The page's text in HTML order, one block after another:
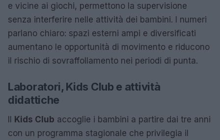
e vicine ai giochi, permettono la supervisione
senza interferire nelle attività dei bambini. I numeri
parlano chiaro: spazi esterni ampi e diversificati
aumentano le opportunità di movimento e riducono
il rischio di sovraffollamento nei periodi di punta.
Laboratori, Kids Club e attività
didattiche
Il Kids Club accoglie i bambini a partire dai tre anni
con un programma stagionale che privilegia il